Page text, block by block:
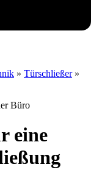
» Türschließer»
Büro
eine